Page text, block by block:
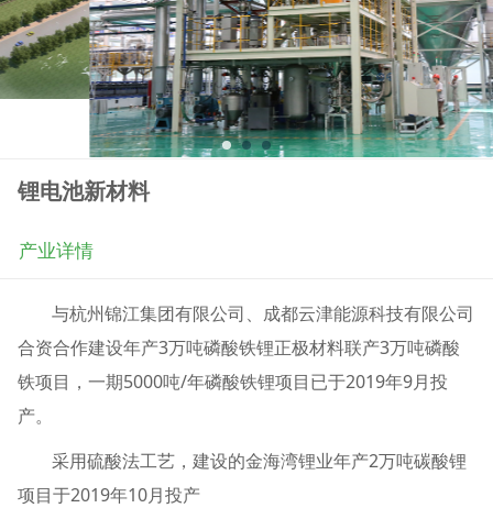
锂电池新材料
产业详情
与杭州锦江集团有限公司、成都云津能源科技有限公司
合资合作建设年产3万吨磷酸铁锂正极材料联产3万吨磷酸
铁项目，一期5000吨/年磷酸铁锂项目已于2019年9月投
产。
采用硫酸法工艺，建设的金海湾锂业年产2万吨碳酸锂
项目于2019年10月投产